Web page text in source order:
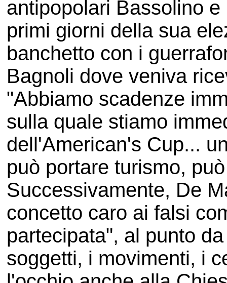
antipopolari Bassolino
primi giorni della sua
banchetto con i
Bagnoli dove veniva
"Abbiamo scadenze
sulla quale stiamo
dell'American's Cup...
può portare turismo,
Successivamente, De
concetto caro ai falsi
partecipata", al punto
soggetti, i movimenti, i